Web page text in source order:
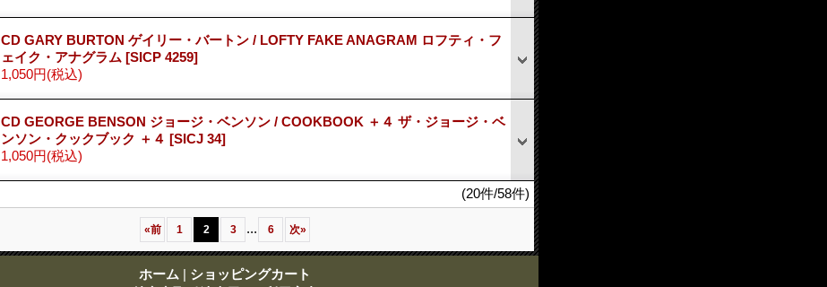
CD GARY BURTON ゲイリー・バートン / LOFTY FAKE ANAGRAM ロフティ・フ
ェイク・アナグラム [SICP 4259]
1,050円(税込)
CD GEORGE BENSON ジョージ・ベンソン / COOKBOOK ＋４ ザ・ジョージ・ベ
ンソン・クックブック ＋４ [SICJ 34]
1,050円(税込)
(20件/58件)
«前 1 2 3 ... 6 次»
ホーム | ショッピングカート